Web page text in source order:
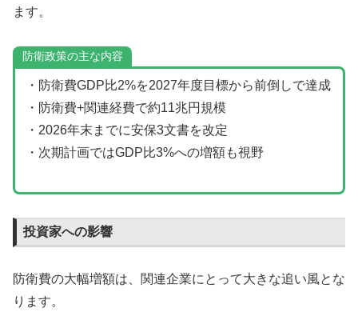
ます。
防衛政策の主な内容
・防衛費GDP比2%を2027年度目標から前倒しで達成
・防衛費+関連経費で約11兆円規模
・2026年末までに安保3文書を改定
・次期計画ではGDP比3%への増額も視野
投資家への影響
防衛費の大幅増額は、関連企業にとって大きな追い風とな
ります。